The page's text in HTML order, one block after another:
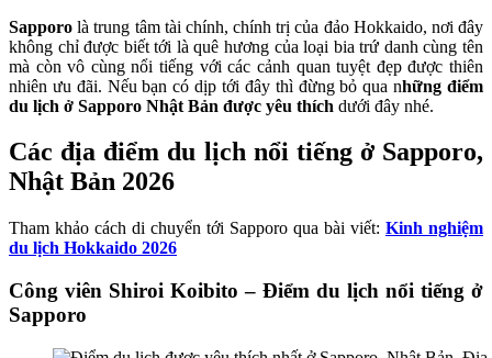
Sapporo là trung tâm tài chính, chính trị của đảo Hokkaido, nơi đây
không chỉ được biết tới là quê hương của loại bia trứ danh cùng tên
mà còn vô cùng nổi tiếng với các cảnh quan tuyệt đẹp được thiên
nhiên ưu đãi. Nếu bạn có dịp tới đây thì đừng bỏ qua những điểm
du lịch ở Sapporo Nhật Bản được yêu thích dưới đây nhé.
Các địa điểm du lịch nổi tiếng ở Sapporo,
Nhật Bản 2026
Tham khảo cách di chuyển tới Sapporo qua bài viết: Kinh nghiệm
du lịch Hokkaido 2026
Công viên Shiroi Koibito – Điểm du lịch nổi tiếng ở
Sapporo